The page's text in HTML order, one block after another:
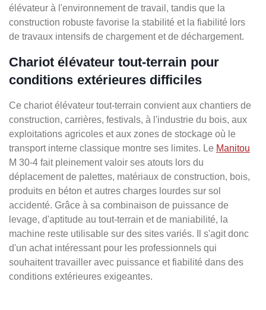
élévateur à l'environnement de travail, tandis que la
construction robuste favorise la stabilité et la fiabilité lors
de travaux intensifs de chargement et de déchargement.
Chariot élévateur tout-terrain pour
conditions extérieures difficiles
Ce chariot élévateur tout-terrain convient aux chantiers de
construction, carrières, festivals, à l'industrie du bois, aux
exploitations agricoles et aux zones de stockage où le
transport interne classique montre ses limites. Le Manitou
M 30-4 fait pleinement valoir ses atouts lors du
déplacement de palettes, matériaux de construction, bois,
produits en béton et autres charges lourdes sur sol
accidenté. Grâce à sa combinaison de puissance de
levage, d'aptitude au tout-terrain et de maniabilité, la
machine reste utilisable sur des sites variés. Il s'agit donc
d'un achat intéressant pour les professionnels qui
souhaitent travailler avec puissance et fiabilité dans des
conditions extérieures exigeantes.